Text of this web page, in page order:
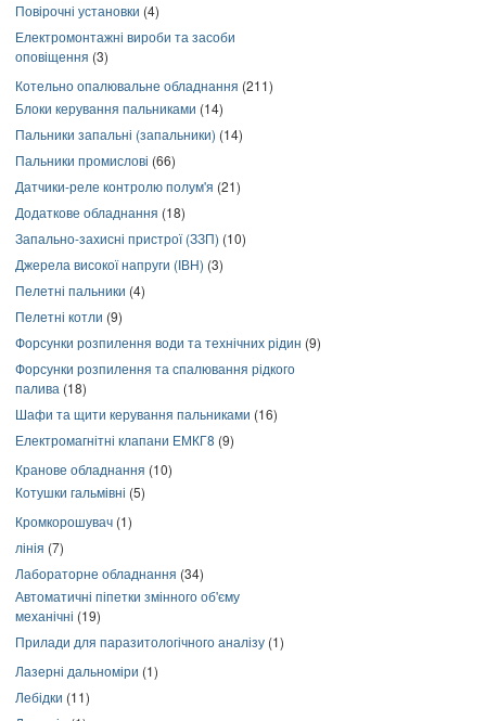
Повірочні установки (4)
Електромонтажні вироби та засоби
оповіщення (3)
Котельно опалювальне обладнання (211)
Блоки керування пальниками (14)
Пальники запальні (запальники) (14)
Пальники промислові (66)
Датчики-реле контролю полум'я (21)
Додаткове обладнання (18)
Запально-захисні пристрої (ЗЗП) (10)
Джерела високої напруги (ІВН) (3)
Пелетні пальники (4)
Пелетні котли (9)
Форсунки розпилення води та технічних рідин (9)
Форсунки розпилення та спалювання рідкого
палива (18)
Шафи та щити керування пальниками (16)
Електромагнітні клапани ЕМКГ8 (9)
Кранове обладнання (10)
Котушки гальмівні (5)
Кромкорошувач (1)
лінія (7)
Лабораторне обладнання (34)
Автоматичні піпетки змінного об'єму
механічні (19)
Прилади для паразитологічного аналізу (1)
Лазерні дальноміри (1)
Лебідки (11)